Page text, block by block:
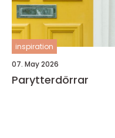
inspiration
07. May 2026
Parytterdörrar